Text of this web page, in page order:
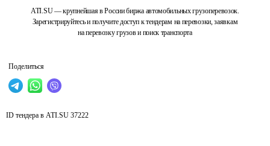
ATI.SU — крупнейшая в России биржа автомобильных грузоперевозок.
Зарегистрируйтесь и получите доступ к тендерам на перевозки, заявкам
на перевозку грузов и поиск транспорта
Поделиться
ID тендера в ATI.SU 37222